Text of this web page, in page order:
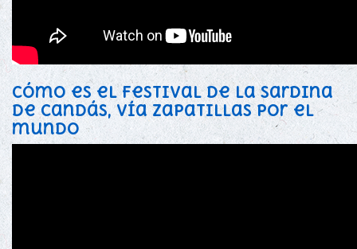
Cómo es el festival de la sardina
de Candás, Vía zapatillas por el
mundo